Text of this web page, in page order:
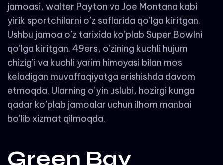
jamoasi, walter Payton va Joe Montana kabi
yirik sportchilarni o’z saflarida qo’lga kiritgan.
Ushbu jamoa o’z tarixida ko’plab Super Bowlni
qo’lga kiritgan. 49ers, o’zining kuchli hujum
chizig’i va kuchli yarim himoyasi bilan mos
keladigan muvaffaqiyatga erishishda davom
etmoqda. Ularning o’yin uslubi, hozirgi kunga
qadar ko’plab jamoalar uchun ilhom manbai
bo’lib xizmat qilmoqda.
Green Bay